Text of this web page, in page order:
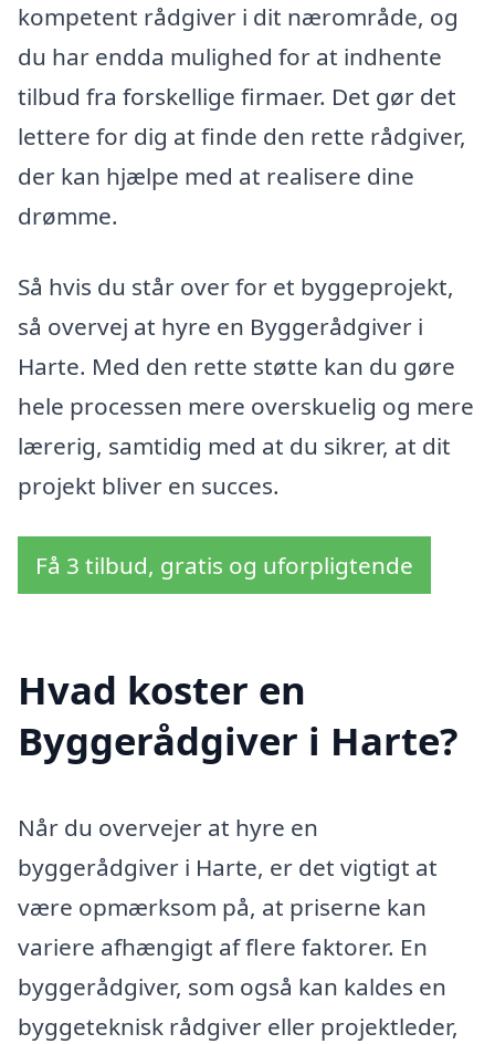
kompetent rådgiver i dit nærområde, og
du har endda mulighed for at indhente
tilbud fra forskellige firmaer. Det gør det
lettere for dig at finde den rette rådgiver,
der kan hjælpe med at realisere dine
drømme.
Så hvis du står over for et byggeprojekt,
så overvej at hyre en Byggerådgiver i
Harte. Med den rette støtte kan du gøre
hele processen mere overskuelig og mere
lærerig, samtidig med at du sikrer, at dit
projekt bliver en succes.
Få 3 tilbud, gratis og uforpligtende
Hvad koster en
Byggerådgiver i Harte?
Når du overvejer at hyre en
byggerådgiver i Harte, er det vigtigt at
være opmærksom på, at priserne kan
variere afhængigt af flere faktorer. En
byggerådgiver, som også kan kaldes en
byggeteknisk rådgiver eller projektleder,